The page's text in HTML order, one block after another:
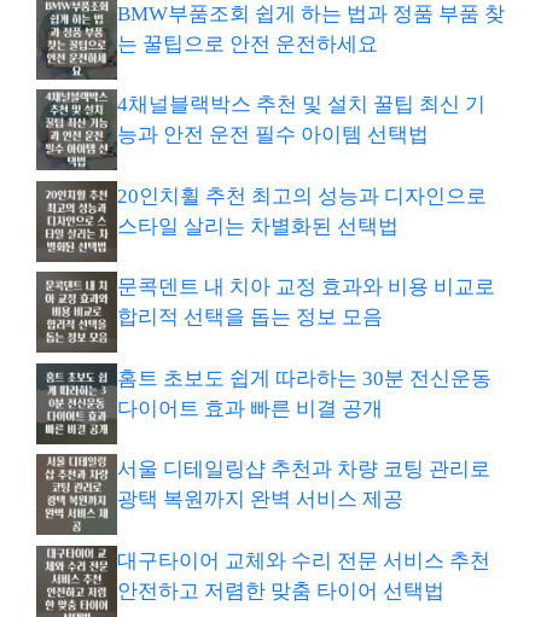
BMW부품조회 쉽게 하는 법과 정품 부품 찾
는 꿀팁으로 안전 운전하세요
4채널블랙박스 추천 및 설치 꿀팁 최신 기
능과 안전 운전 필수 아이템 선택법
20인치휠 추천 최고의 성능과 디자인으로
스타일 살리는 차별화된 선택법
문콕덴트 내 치아 교정 효과와 비용 비교로
합리적 선택을 돕는 정보 모음
홈트 초보도 쉽게 따라하는 30분 전신운동
다이어트 효과 빠른 비결 공개
서울 디테일링샵 추천과 차량 코팅 관리로
광택 복원까지 완벽 서비스 제공
대구타이어 교체와 수리 전문 서비스 추천
안전하고 저렴한 맞춤 타이어 선택법